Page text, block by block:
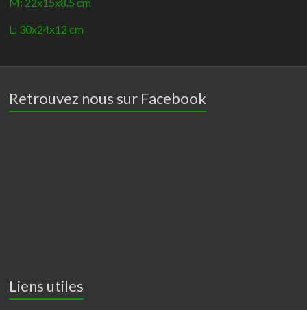
L: 30x24x12 cm
Retrouvez nous sur Facebook
Liens utiles